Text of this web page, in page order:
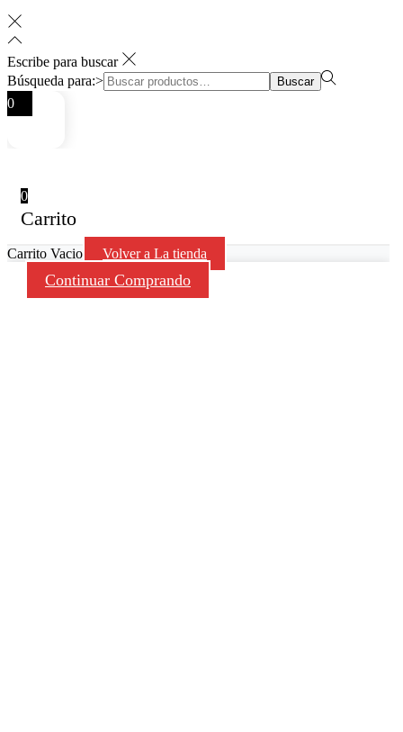
Escribe para buscar
Búsqueda para:>
Buscar
0
0
Carrito
Carrito Vacio Volver a La tienda
Continuar Comprando